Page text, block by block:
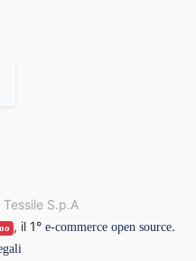
Tessile S.p.A
, il 1° e-commerce open source.